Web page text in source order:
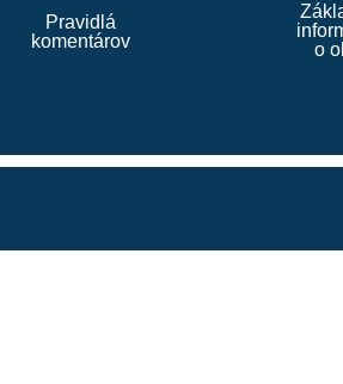
Pravidlá
komentárov
o